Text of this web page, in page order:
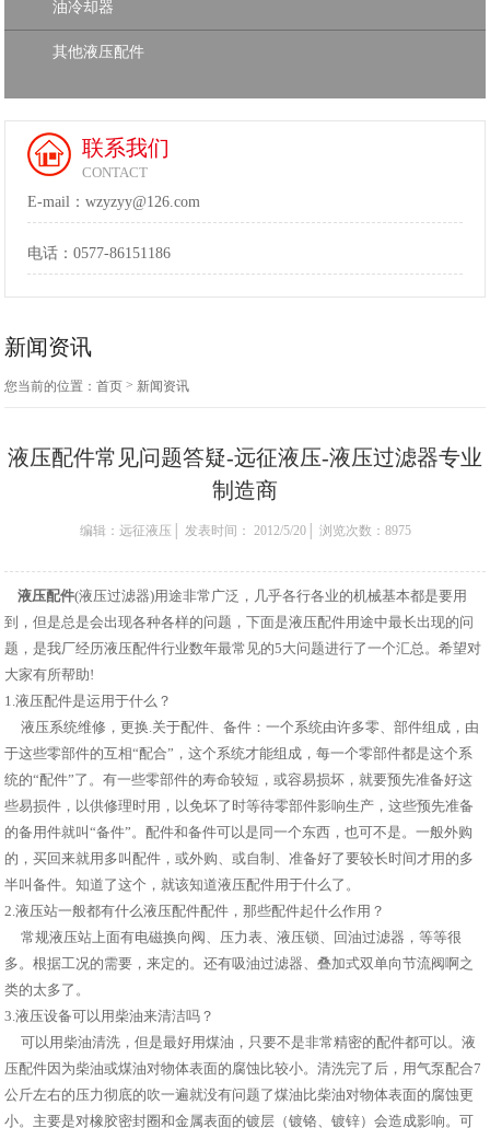
油冷却器
其他液压配件
联系我们
CONTACT
E-mail：wzyzyy@126.com
电话：0577-86151186
新闻资讯
您当前的位置：首页 > 新闻资讯
液压配件常见问题答疑-远征液压-液压过滤器专业
制造商
编辑：远征液压│ 发表时间： 2012/5/20│ 浏览次数：8975
液压配件(液压过滤器)用途非常广泛，几乎各行各业的机械基本都是要用
到，但是总是会出现各种各样的问题，下面是液压配件用途中最长出现的问
题，是我厂经历液压配件行业数年最常见的5大问题进行了一个汇总。希望对
大家有所帮助!
1.液压配件是运用于什么？
液压系统维修，更换.关于配件、备件：一个系统由许多零、部件组成，由
于这些零部件的互相“配合”，这个系统才能组成，每一个零部件都是这个系
统的“配件”了。有一些零部件的寿命较短，或容易损坏，就要预先准备好这
些易损件，以供修理时用，以免坏了时等待零部件影响生产，这些预先准备
的备用件就叫“备件”。配件和备件可以是同一个东西，也可不是。一般外购
的，买回来就用多叫配件，或外购、或自制、准备好了要较长时间才用的多
半叫备件。知道了这个，就该知道液压配件用于什么了。
2.液压站一般都有什么液压配件配件，那些配件起什么作用？
常规液压站上面有电磁换向阀、压力表、液压锁、回油过滤器，等等很
多。根据工况的需要，来定的。还有吸油过滤器、叠加式双单向节流阀啊之
类的太多了。
3.液压设备可以用柴油来清洁吗？
可以用柴油清洗，但是最好用煤油，只要不是非常精密的配件都可以。液
压配件因为柴油或煤油对物体表面的腐蚀比较小。清洗完了后，用气泵配合7
公斤左右的压力彻底的吹一遍就没有问题了煤油比柴油对物体表面的腐蚀更
小。主要是对橡胶密封圈和金属表面的镀层（镀铬、镀锌）会造成影响。可